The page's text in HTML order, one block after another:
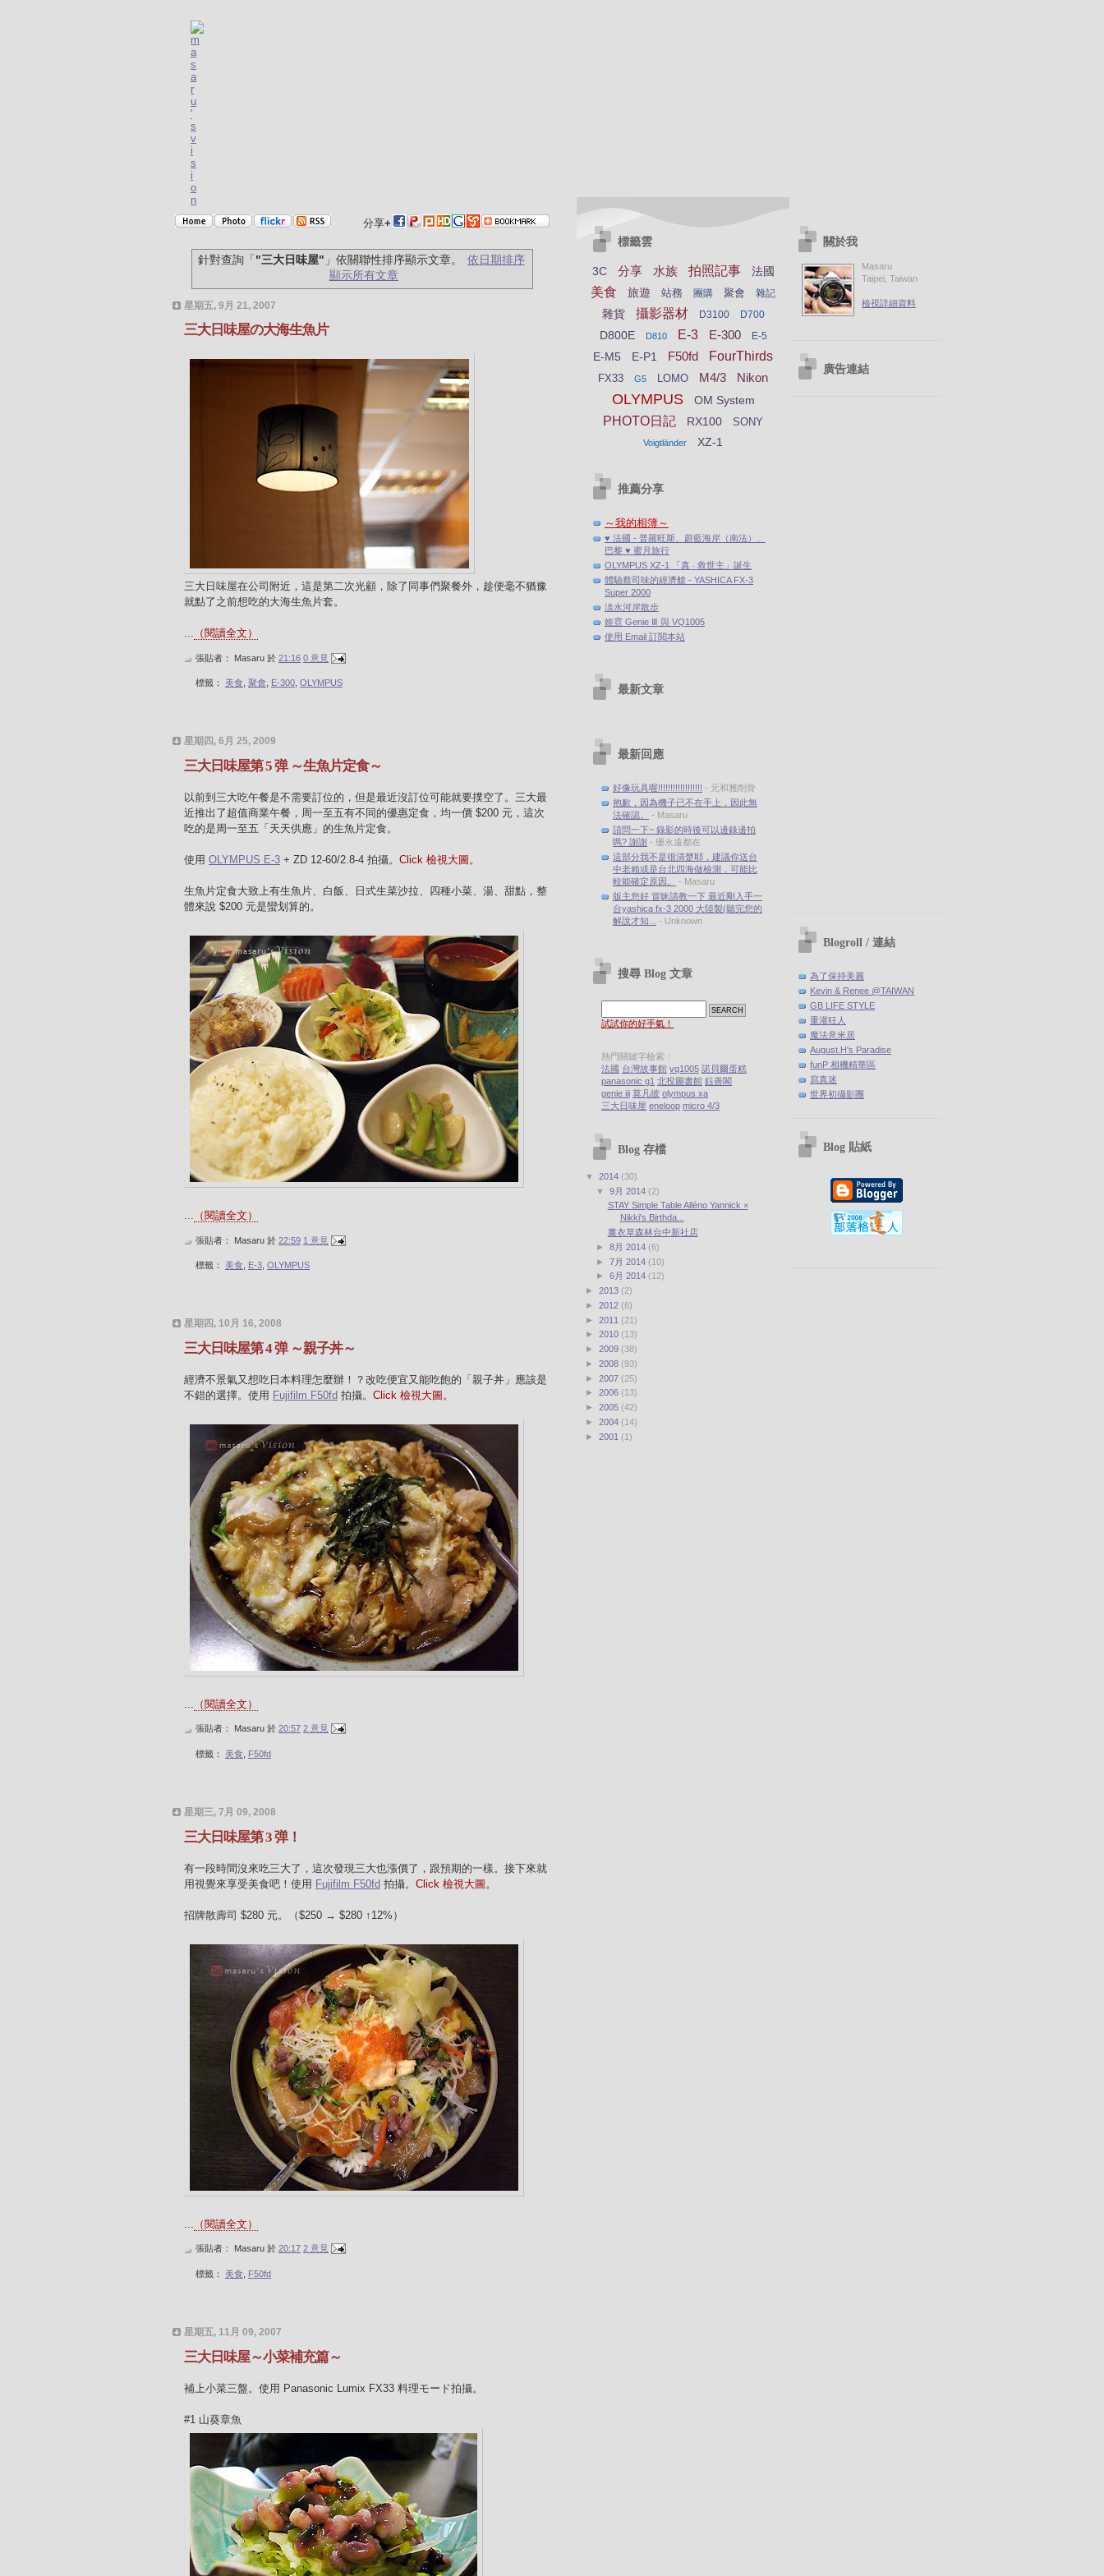
分享+
針對查詢「 "三大日味屋" 」依關聯性排序顯示文章。
依日期排序
顯示所有文章
星期五, 9月 21, 2007
三大日味屋の大海生魚片
三大日味屋在公司附近，這是第二次光顧，除了同事們聚餐外，趁便毫不猶豫
就點了之前想吃的大海生魚片套。
... （閱讀全文）
張貼者： Masaru 於 21:16 0 意見
標籤： 美食 聚會 E-300 OLYMPUS
星期四, 6月 25, 2009
三大日味屋第 5 弹 ～生魚片定食～
以前到三大吃午餐是不需要訂位的，但是最近沒訂位可能就要撲空了。三大最
近推出了超值商業午餐，周一至五有不同的優惠定食，均一價 $200 元，這次
吃的是周一至五「天天供應」的生魚片定食。
使用 OLYMPUS E-3 + ZD 12-60/2.8-4 拍攝。 Click 檢視大圖。
生魚片定食大致上有生魚片、白飯、日式生菜沙拉、四種小菜、湯、甜點，整
體來說 $200 元是蠻划算的。
... （閱讀全文）
張貼者： Masaru 於 22:59 1 意見
標籤： 美食 E-3 OLYMPUS
星期四, 10月 16, 2008
三大日味屋第 4 弹 ～親子丼～
經濟不景氣又想吃日本料理怎麼辦！？改吃便宜又能吃飽的「親子丼」應該是
不錯的選擇。使用 Fujifilm F50fd 拍攝。 Click 檢視大圖。
（閱讀全文）
張貼者： Masaru 於 20:57 2 意見
標籤： 美食 F50fd
星期三, 7月 09, 2008
三大日味屋第 3 弹！
有一段時間沒來吃三大了，這次發現三大也漲價了，跟預期的一樣。接下來就
用視覺來享受美食吧！使用 Fujifilm F50fd 拍攝。 Click 檢視大圖。
招牌散壽司 $280 元。（$250 → $280 ↑12%）
（閱讀全文）
張貼者： Masaru 於 20:17 2 意見
標籤： 美食 F50fd
星期五, 11月 09, 2007
三大日味屋～小菜補充篇～
補上小菜三盤。使用 Panasonic Lumix FX33 料理モード拍攝。
#1 山葵章魚
標籤雲
3C 分享 水族 拍照記事 法國
美食 旅遊 站務 團購 聚會 雜記
雜貨 攝影器材 D3100 D700
D800E D810 E-3 E-300 E-5
E-M5 E-P1 F50fd FourThirds
FX33 G5 LOMO M4/3 Nikon
OLYMPUS OM System
PHOTO日記 RX100 SONY
Voigtländer XZ-1
推薦分享
～我的相簿～
♥ 法國 - 普羅旺斯、蔚藍海岸（南法）、
巴黎 ♥ 蜜月旅行
OLYMPUS XZ-1 「真 ‧ 救世主」誕生
體驗蔡司味的經濟艙 - YASHICA FX-3
Super 2000
淡水河岸散步
姬霓 Genie Ⅲ 與 VQ1005
使用 Email 訂閱本站
最新文章
最新回應
好像玩具喔!!!!!!!!!!!!!!!!!! - 元和雅削骨
抱歉，因為機子已不在手上，因此無
法確認。
- Masaru
請問一下~ 錄影的時後可以邊錄邊拍
嗎? 謝謝 - 珊永遠都在
這部分我不是很清楚耶，建議你送台
中老賴或是台北四海做檢測，可能比
較能確定原因。
- Masaru
版主您好 冒昧請教一下 最近剛入手一
台yashica fx-3 2000 大陸製(聽完您的
解說才知...
- Unknown
搜尋 Blog 文章
試試你的好手氣！
熱門關鍵字檢索：
法國 台灣故事館 vq1005 諾貝爾蛋糕
panasonic g1 北投圖書館 鈺善閣
genie iii 莫凡彼 olympus xa
三大日味屋 eneloop micro 4/3
Blog 存檔
▼ 2014 (30)
▼9月 2014 (2)
STAY Simple Table Alléno Yannick ×
Nikki's Birthda...
薰衣草森林台中新社店
►8月 2014 (6)
►7月 2014 (10)
►6月 2014 (12)
► 2013 (2)
► 2012 (6)
► 2011 (21)
► 2010 (13)
► 2009 (38)
► 2008 (93)
► 2007 (25)
► 2006 (13)
► 2005 (42)
► 2004 (14)
► 2001 (1)
關於我
Masaru
Taipei, Taiwan
檢視詳細資料
廣告連結
Blogroll / 連結
為了保持美麗
Kevin & Renee @TAIWAN
GB LIFE STYLE
重灌狂人
魔法意米居
August.H's Paradise
funP 相機精華區
寫真迷
世界初攝影團
Blog 貼紙